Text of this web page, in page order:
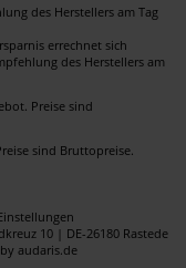
des Herstellers am Tag
errechnet sich
des Herstellers am
Preise sind
sind Bruttopreise.
10 | DE-26180 Rastede
audaris.de